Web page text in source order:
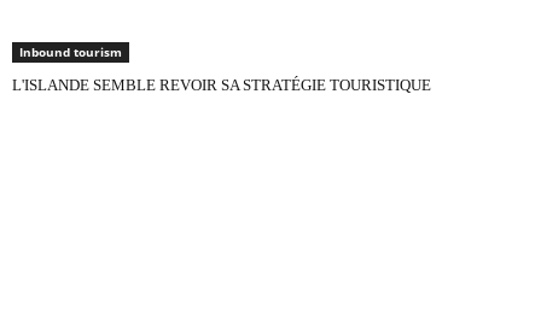
Inbound tourism
L'ISLANDE SEMBLE REVOIR SA STRATÉGIE TOURISTIQUE